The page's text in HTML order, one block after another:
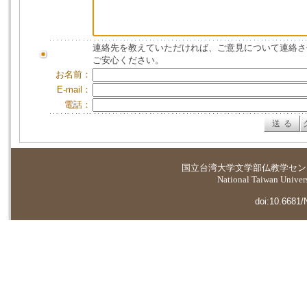
連絡先を教えていただければ、ご意見について連絡
ご安心ください。
お名前：
E-mail：
電話：
国立台湾大学文学部仏教学セ
National Taiwan
doi:10.6681/